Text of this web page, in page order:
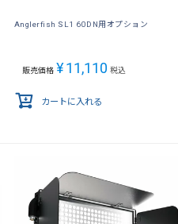
Anglerfish SL1 60DN用オプション
販売価格 ¥11,110 税込
カートに入れる